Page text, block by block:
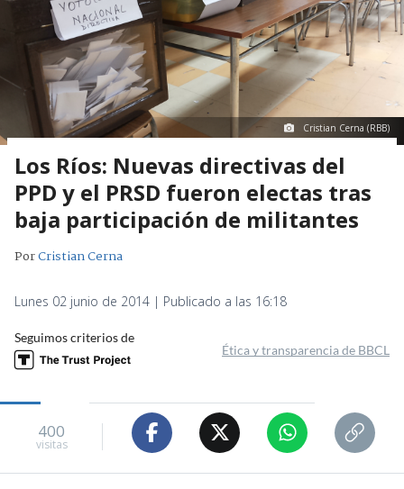
Cristian Cerna (RBB)
Los Ríos: Nuevas directivas del
PPD y el PRSD fueron electas tras
baja participación de militantes
PorCristian Cerna
Lunes 02 junio de 2014 | Publicado a las 16:18
Seguimos criterios de
Ética y transparencia de BBCL
400
visitas